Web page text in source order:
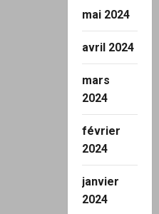
mai 2024
avril 2024
mars
2024
février
2024
janvier
2024